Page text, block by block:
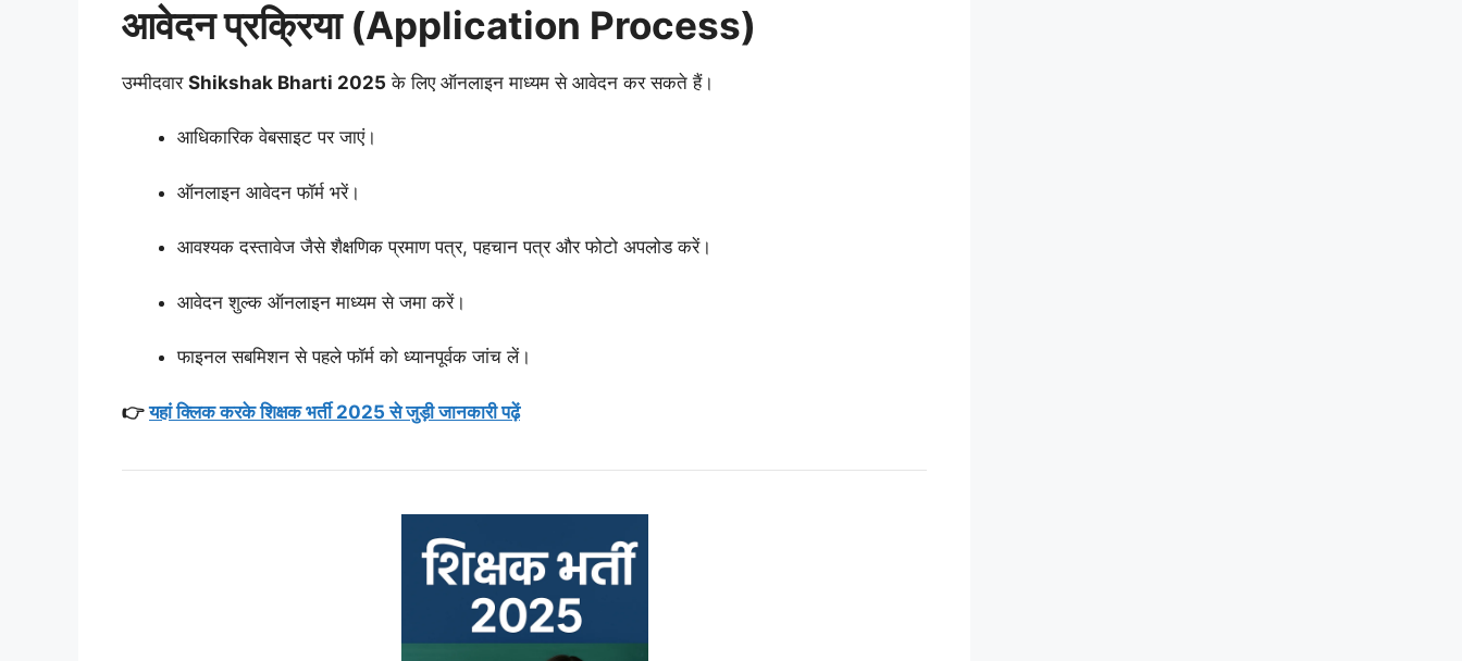
आवेदन प्रक्रिया (Application Process)
उम्मीदवार Shikshak Bharti 2025 के लिए ऑनलाइन माध्यम से आवेदन कर सकते हैं।
आधिकारिक वेबसाइट पर जाएं।
ऑनलाइन आवेदन फॉर्म भरें।
आवश्यक दस्तावेज जैसे शैक्षणिक प्रमाण पत्र, पहचान पत्र और फोटो अपलोड करें।
आवेदन शुल्क ऑनलाइन माध्यम से जमा करें।
फाइनल सबमिशन से पहले फॉर्म को ध्यानपूर्वक जांच लें।
👉यहां क्लिक करके शिक्षक भर्ती 2025 से जुड़ी जानकारी पढ़ें